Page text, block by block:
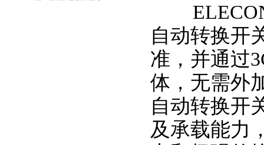
ELECON-
自动转换开
准，并通过
体，无需外
自动转换开
及承载能力